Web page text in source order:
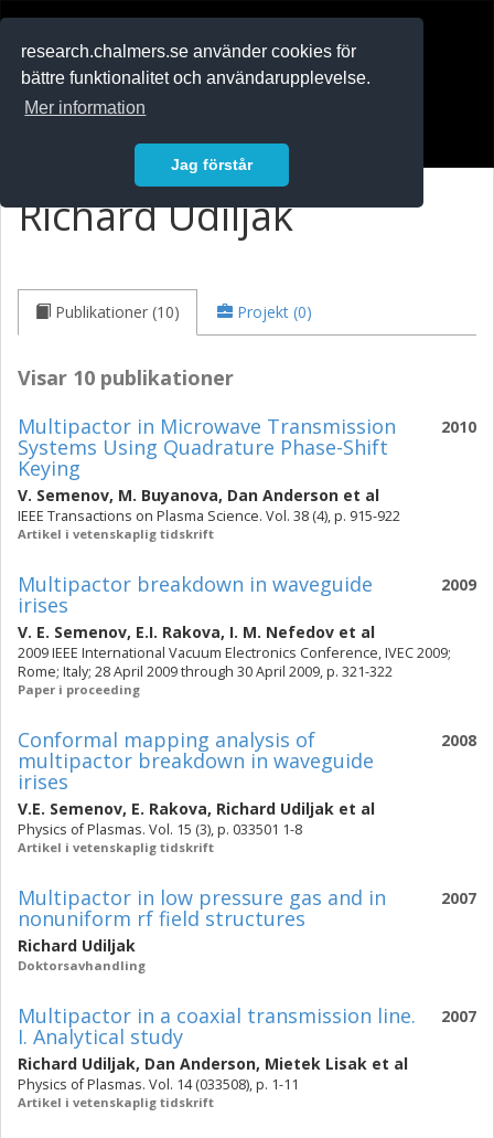
research.chalmers.se använder cookies för
bättre funktionalitet och användarupplevelse.
Mer information
Jag förstår
Richard Udiljak
Publikationer (10) Projekt (0)
Visar 10 publikationer
2010
Multipactor in Microwave Transmission
Systems Using Quadrature Phase-Shift
Keying
V. Semenov, M. Buyanova, Dan Anderson et al
IEEE Transactions on Plasma Science. Vol. 38 (4), p. 915-922
Artikel i vetenskaplig tidskrift
2009
Multipactor breakdown in waveguide
irises
V. E. Semenov, E.I. Rakova, I. M. Nefedov et al
2009 IEEE International Vacuum Electronics Conference, IVEC 2009;
Rome; Italy; 28 April 2009 through 30 April 2009, p. 321-322
Paper i proceeding
2008
Conformal mapping analysis of
multipactor breakdown in waveguide
irises
V.E. Semenov, E. Rakova, Richard Udiljak et al
Physics of Plasmas. Vol. 15 (3), p. 033501 1-8
Artikel i vetenskaplig tidskrift
2007
Multipactor in low pressure gas and in
nonuniform rf field structures
Richard Udiljak
Doktorsavhandling
2007
Multipactor in a coaxial transmission line.
I. Analytical study
Richard Udiljak, Dan Anderson, Mietek Lisak et al
Physics of Plasmas. Vol. 14 (033508), p. 1-11
Artikel i vetenskaplig tidskrift